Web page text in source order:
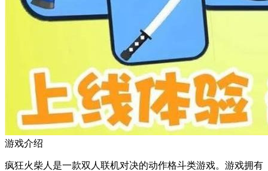
游戏介绍
疯狂火柴人是一款双人联机对决的动作格斗类游戏。游戏拥有